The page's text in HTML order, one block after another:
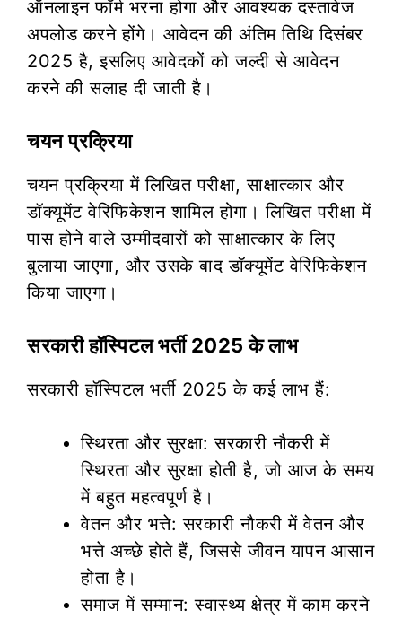
ऑनलाइन फॉर्म भरना होगा और आवश्यक दस्तावेज
अपलोड करने होंगे। आवेदन की अंतिम तिथि दिसंबर
2025 है, इसलिए आवेदकों को जल्दी से आवेदन
करने की सलाह दी जाती है।
चयन प्रक्रिया
चयन प्रक्रिया में लिखित परीक्षा, साक्षात्कार और
डॉक्यूमेंट वेरिफिकेशन शामिल होगा। लिखित परीक्षा में
पास होने वाले उम्मीदवारों को साक्षात्कार के लिए
बुलाया जाएगा, और उसके बाद डॉक्यूमेंट वेरिफिकेशन
किया जाएगा।
सरकारी हॉस्पिटल भर्ती 2025 के लाभ
सरकारी हॉस्पिटल भर्ती 2025 के कई लाभ हैं:
स्थिरता और सुरक्षा: सरकारी नौकरी में
स्थिरता और सुरक्षा होती है, जो आज के समय
में बहुत महत्वपूर्ण है।
वेतन और भत्ते: सरकारी नौकरी में वेतन और
भत्ते अच्छे होते हैं, जिससे जीवन यापन आसान
होता है।
समाज में सम्मान: स्वास्थ्य क्षेत्र में काम करने